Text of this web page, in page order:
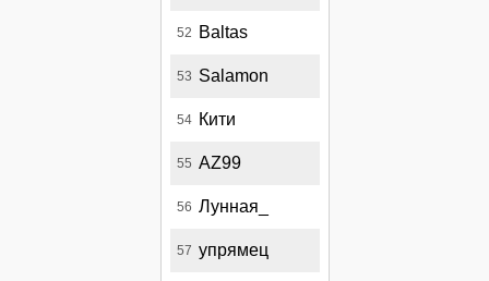
52 Baltas
53 Salamon
54 Кити
55 AZ99
56 Лунная_
57 упрямец